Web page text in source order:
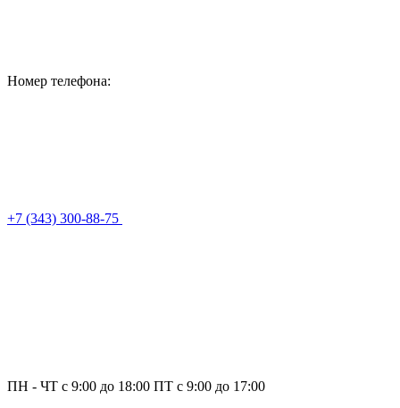
Номер телефона:
+7 (343) 300-88-75
ПН - ЧТ с 9:00 до 18:00 ПТ с 9:00 до 17:00